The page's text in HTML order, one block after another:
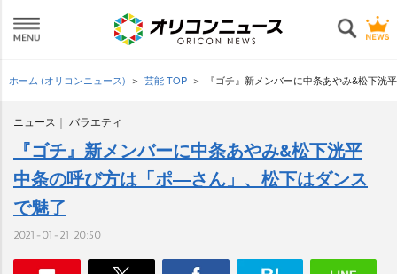
ホーム (オリコンニュース) 芸能 TOP 『ゴチ』新メンバーに中条あやみ&松下
ニュース バラエティ
『ゴチ』新メンバーに中条あやみ&松下洸平
中条の呼び方は「ポ―さん」、松下はダンス
で魅了
2021-01-21 20:50